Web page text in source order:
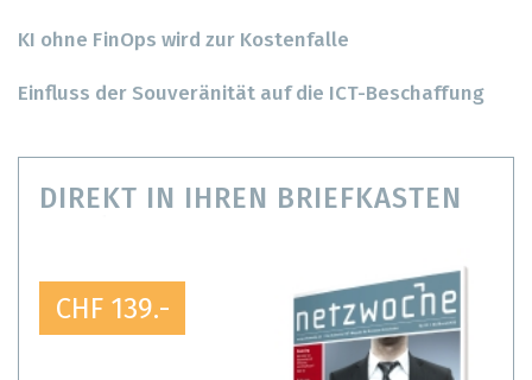
KI ohne FinOps wird zur Kostenfalle
Einfluss der Souveränität auf die ICT-Beschaffung
DIREKT IN IHREN BRIEFKASTEN
CHF 139.-